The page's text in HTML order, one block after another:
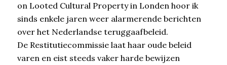
on Looted Cultural Property in Londen hoor ik
sinds enkele jaren weer alarmerende berichten
over het Nederlandse teruggaafbeleid.
De Restitutiecommissie laat haar oude beleid
varen en eist steeds vaker harde bewijzen